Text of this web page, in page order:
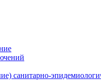
санитарно-